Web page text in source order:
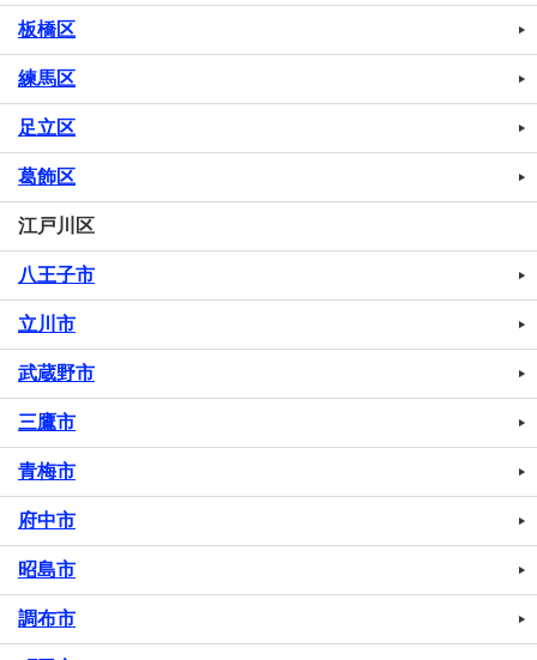
板橋区
練馬区
足立区
葛飾区
江戸川区
八王子市
立川市
武蔵野市
三鷹市
青梅市
府中市
昭島市
調布市